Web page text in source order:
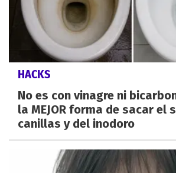
HACKS
No es con vinagre ni
la MEJOR forma de sacar el
canillas y del inodoro